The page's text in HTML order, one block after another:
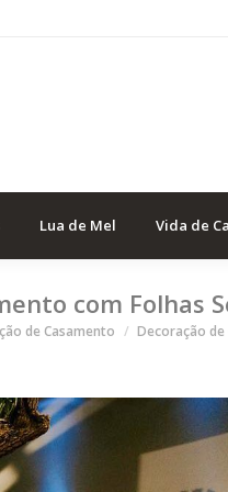
Lua de Mel Vida de
com Folhas
de Casamento Decoração